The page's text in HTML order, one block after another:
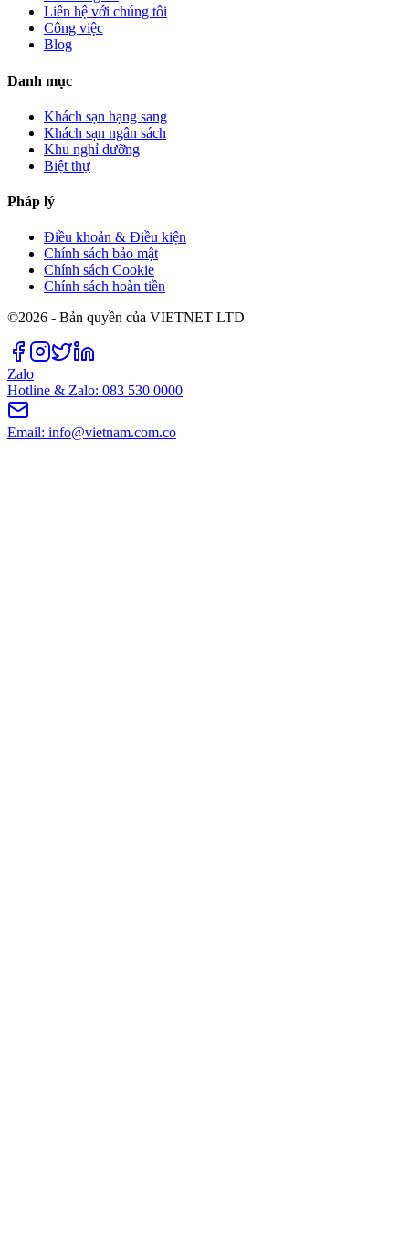
Liên hệ với chúng tôi
Công việc
Blog
Danh mục
Khách sạn hạng sang
Khách sạn ngân sách
Khu nghỉ dưỡng
Biệt thự
Pháp lý
Điều khoản & Điều kiện
Chính sách bảo mật
Chính sách Cookie
Chính sách hoàn tiền
©2026 - Bản quyền của VIETNET LTD
Zalo
Hotline & Zalo: 083 530 0000
Email: info@vietnam.com.co